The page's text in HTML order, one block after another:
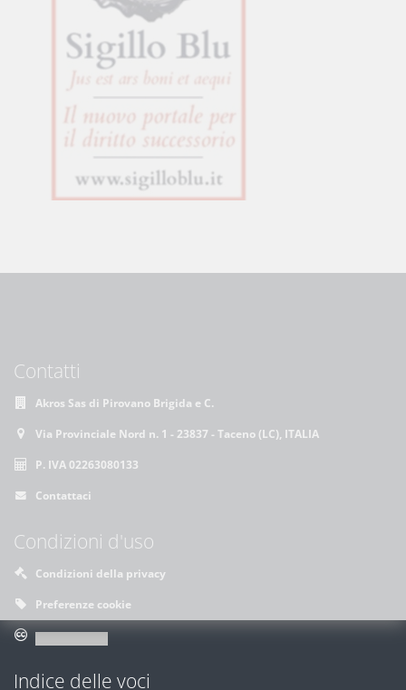
Contatti
Akros Sas di Pirovano Brigida e C.
Via Provinciale Nord n. 1 - 23837 - Taceno (LC), ITALIA
P. IVA 02263080133
Contattaci
Condizioni d'uso
Condizioni della privacy
Preferenze cookie
Indice delle voci